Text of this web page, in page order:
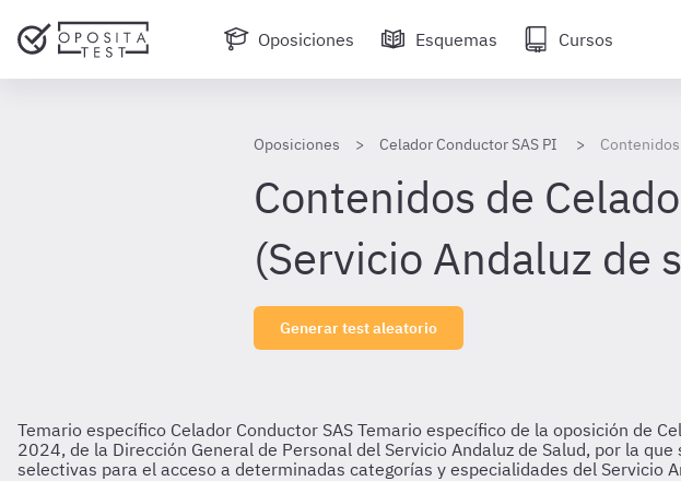
Oposiciones Esquemas Cursos
Oposiciones Celador Conductor SAS PI Contenidos
Contenidos de
(Servicio Andaluz de
Generar test aleatorio
Temario específico Celador Conductor SAS Temario específico de la oposición de
2024, de la Dirección General de Personal del Servicio Andaluz de Salud, por la
selectivas para el acceso a determinadas categorías y especialidades del Servicio